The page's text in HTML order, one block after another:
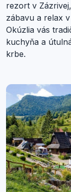
rezort v
zábavu a relax
Okúzlia vás
kuchyňa a
krbe.